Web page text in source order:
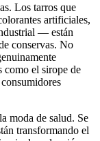
Los tarros que
artificiales,
— están
conservas. No
como el sirope de
moda de salud. Se
transformando el